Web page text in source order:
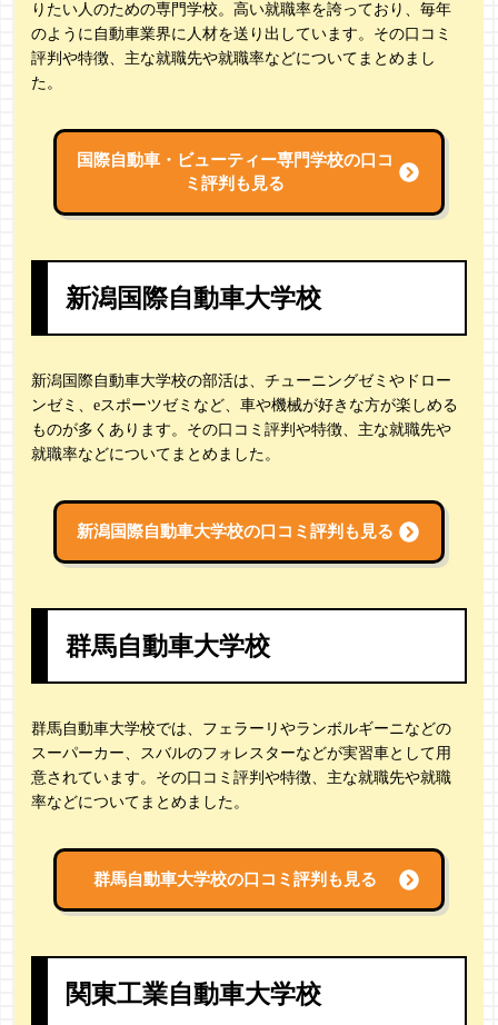
りたい人のための専門学校。高い就職率を誇っており、毎年
のように自動車業界に人材を送り出しています。その口コミ
評判や特徴、主な就職先や就職率などについてまとめまし
た。
国際自動車・ビューティー専門学校の口コ
ミ評判も見る
新潟国際自動車大学校
新潟国際自動車大学校の部活は、チューニングゼミやドロー
ンゼミ、eスポーツゼミなど、車や機械が好きな方が楽しめる
ものが多くあります。その口コミ評判や特徴、主な就職先や
就職率などについてまとめました。
新潟国際自動車大学校の口コミ評判も見る
群馬自動車大学校
群馬自動車大学校では、フェラーリやランボルギーニなどの
スーパーカー、スバルのフォレスターなどが実習車として用
意されています。その口コミ評判や特徴、主な就職先や就職
率などについてまとめました。
群馬自動車大学校の口コミ評判も見る
関東工業自動車大学校